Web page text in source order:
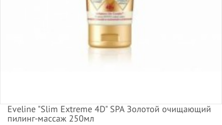
Eveline "Slim Extreme 4D" SPA Золотой очищающий
пилинг-массаж 250мл